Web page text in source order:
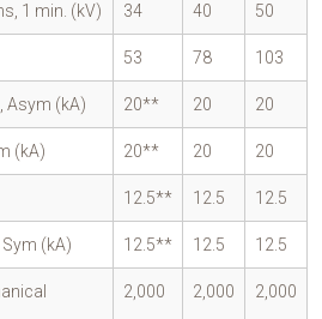
1 min. (kV) 34 40 50
53 78 103
Asym (kA) 20** 20 20
(kA) 20** 20 20
12.5** 12.5 12.5
(kA) 12.5** 12.5 12.5
2,000 2,000 2,000